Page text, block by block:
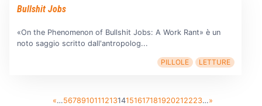
Bullshit Jobs
«On the Phenomenon of Bullshit Jobs: A Work Rant» è un
noto saggio scritto dall'antropolog...
PILLOLE LETTURE
«…567891011121314151617181920212223…»